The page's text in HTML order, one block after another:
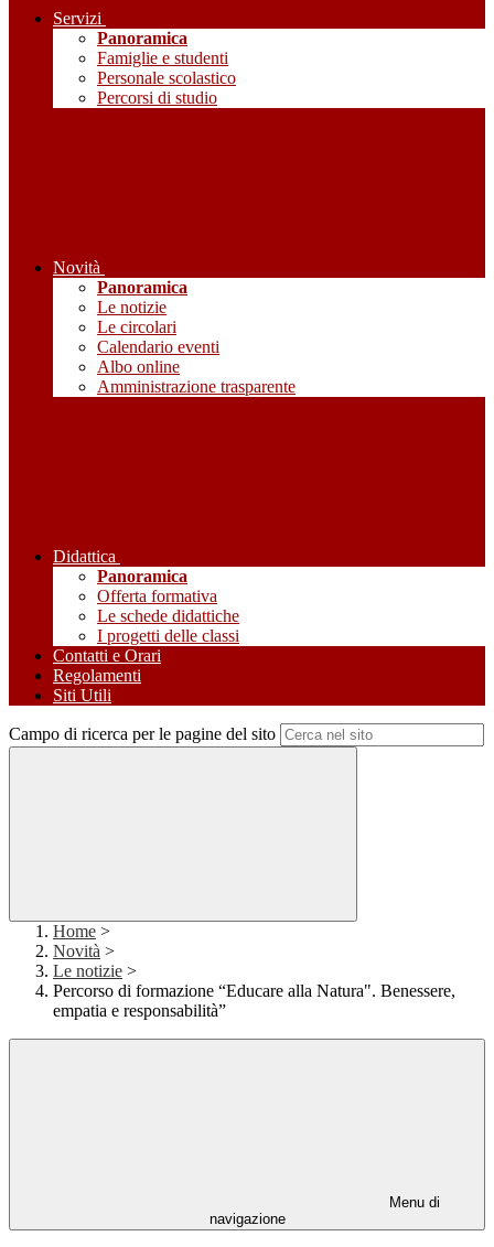
Servizi
Panoramica
Famiglie e studenti
Personale scolastico
Percorsi di studio
Novità
Panoramica
Le notizie
Le circolari
Calendario eventi
Albo online
Amministrazione trasparente
Didattica
Panoramica
Offerta formativa
Le schede didattiche
I progetti delle classi
Contatti e Orari
Regolamenti
Siti Utili
Campo di ricerca per le pagine del sito
Home >
Novità >
Le notizie >
Percorso di formazione “Educare alla Natura". Benessere,
empatia e responsabilità”
Menu di
navigazione